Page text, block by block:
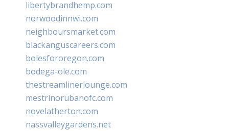
libertybrandhemp.com
norwoodinnwi.com
neighboursmarket.com
blackanguscareers.com
bolesfororegon.com
bodega-ole.com
thestreamlinerlounge.com
mestrinorubanofc.com
novelatherton.com
nassvalleygardens.net